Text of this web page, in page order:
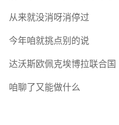
从来就没消呀消停过
今年咱就挑点别的说
达沃斯欧佩克埃博拉联合国
咱聊了又能做什么